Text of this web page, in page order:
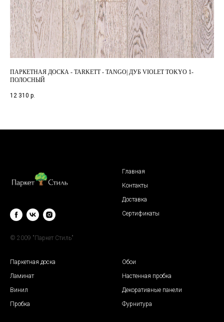
ПАРКЕТНАЯ ДОСКА - TARKETT - TANGO| ДУБ VIOLET TOKYO 1-
ПОЛОСНЫЙ
12 310 р.
© 2009 "Паркет Стиль"
Главная
Контакты
Доставка
Сертификаты
Паркетная доска
Ламинат
Винил
Пробка
Обои
Настенная пробка
Декоративные панели
Фурнитура